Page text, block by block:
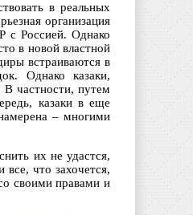
в реальных
организация
с Россией. Однако
в новой властной
встраиваются в
Однако казаки,
В частности, путем
казаки в еще
– многими
их не удастся,
что захочется,
своими правами и